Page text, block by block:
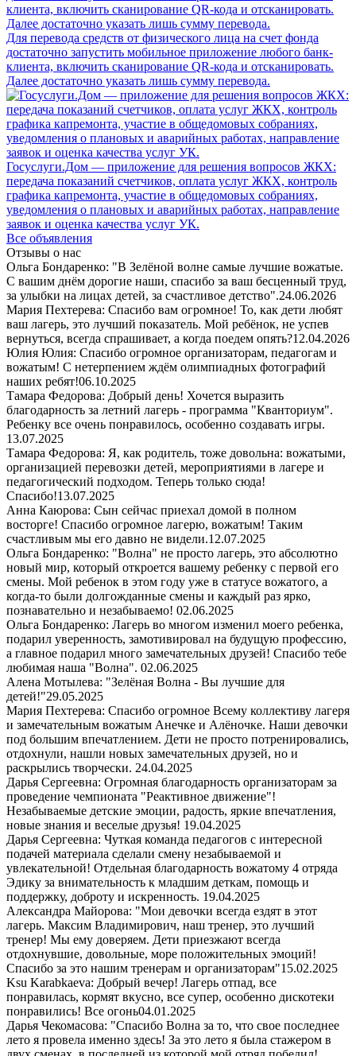
Для перевода средств от физического лица на счет фонда
достаточно запустить мобильное приложение любого банк-
клиента, включить сканирование QR-кода и отсканировать.
Далее достаточно указать лишь сумму перевода.
Госуслуги.Дом — приложение для решения вопросов ЖКХ:
передача показаний счетчиков, оплата услуг ЖКХ, контроль
графика капремонта, участие в общедомовых собраниях,
уведомления о плановых и аварийных работах, направление
заявок и оценка качества услуг УК.
Все объявления
Отзывы о нас
Ольга Бондаренко: "В Зелёной волне самые лучшие вожатые.
С вашим днём дорогие наши, спасибо за ваш бесценный труд,
за улыбки на лицах детей, за счастливое детство".24.06.2026
Мария Пехтерева: Спасибо вам огромное! То, как дети любят
ваш лагерь, это лучший показатель. Мой ребёнок, не успев
вернуться, всегда спрашивает, а когда поедем опять?12.04.2026
Юлия Юлия: Спасибо огромное организаторам, педагогам и
вожатым! С нетерпением ждём олимпиадных фотографий
наших ребят!06.10.2025
Тамара Федорова: Добрый день! Хочется выразить
благодарность за летний лагерь - программа "Кванториум".
Ребенку все очень понравилось, особенно создавать игры.
13.07.2025
Тамара Федорова: Я, как родитель, тоже довольна: вожатыми,
организацией перевозки детей, мероприятиями в лагере и
педагогический подходом. Теперь только сюда!
Спасибо!13.07.2025
Анна Каюрова: Сын сейчас приехал домой в полном
восторге! Спасибо огромное лагерю, вожатым! Таким
счастливым мы его давно не видели.12.07.2025
Ольга Бондаренко: "Волна" не просто лагерь, это абсолютно
новый мир, который откроется вашему ребенку с первой его
смены. Мой ребенок в этом году уже в статусе вожатого, а
когда-то были долгожданные смены и каждый раз ярко,
познавательно и незабываемо! 02.06.2025
Ольга Бондаренко: Лагерь во многом изменил моего ребенка,
подарил уверенность, замотивировал на будущую профессию,
а главное подарил много замечательных друзей! Спасибо тебе
любимая наша "Волна". 02.06.2025
Алена Мотылева: "Зелёная Волна - Вы лучшие для
детей!"29.05.2025
Мария Пехтерева: Спасибо огромное Всему коллективу лагеря
и замечательным вожатым Анечке и Алёночке. Наши девочки
под большим впечатлением. Дети не просто потренировались,
отдохнули, нашли новых замечательных друзей, но и
раскрылись творчески. 24.04.2025
Дарья Сергеевна: Огромная благодарность организаторам за
проведение чемпионата "Реактивное движение"!
Незабываемые детские эмоции, радость, яркие впечатления,
новые знания и веселые друзья! 19.04.2025
Дарья Сергеевна: Чуткая команда педагогов с интересной
подачей материала сделали смену незабываемой и
увлекательной! Отдельная благодарность вожатому 4 отряда
Эдику за внимательность к младшим деткам, помощь и
поддержку, доброту и искренность. 19.04.2025
Александра Майорова: "Мои девочки всегда ездят в этот
лагерь. Максим Владимирович, наш тренер, это лучший
тренер! Мы ему доверяем. Дети приезжают всегда
отдохнувшие, довольные, море положительных эмоций!
Спасибо за это нашим тренерам и организаторам"15.02.2025
Ksu Karabkaeva: Добрый вечер! Лагерь отпад, все
понравилась, кормят вкусно, все супер, особенно дискотеки
понравились! Все огонь04.01.2025
Дарья Чекомасова: "Спасибо Волна за то, что свое последнее
лето я провела именно здесь! За это лето я была стажером в